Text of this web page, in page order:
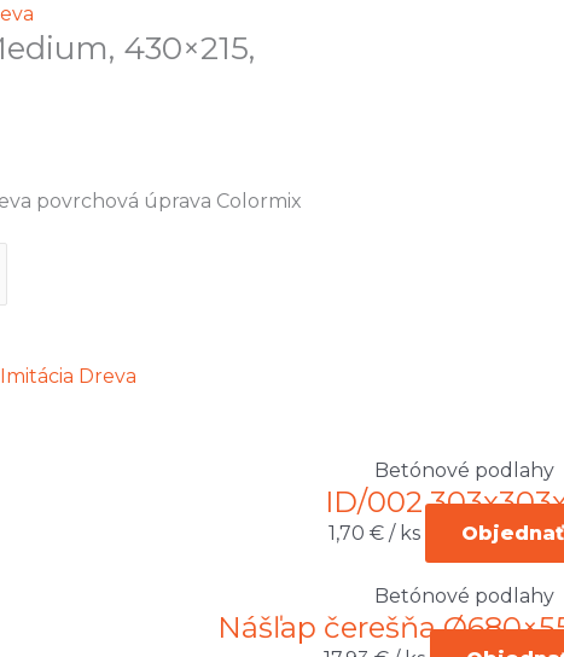
430×215,
povrchová úprava Colormix
Imitácia Dreva
Betónové podlahy
ID/002
1,70 €/ ks Objednať
Betónové podlahy
Nášľap čerešňa